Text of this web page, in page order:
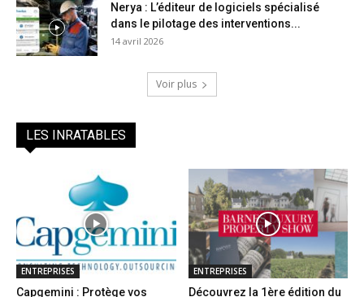
Nerya : L’éditeur de logiciels spécialisé
dans le pilotage des interventions...
14 avril 2026
Voir plus
LES INRATABLES
ENTREPRISES
Capgemini : Protège vos
ENTREPRISES
Découvrez la 1ère édition du